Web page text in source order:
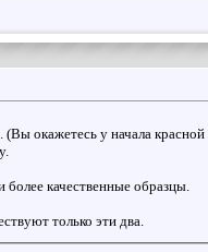
окажетесь у начала
качественные образцы.
только эти два.